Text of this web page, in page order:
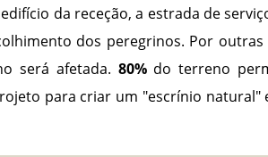
da receção, a estrada de
dos peregrinos. Por outras
será afetada. 80%do terreno
para criar um "escrínio natural"